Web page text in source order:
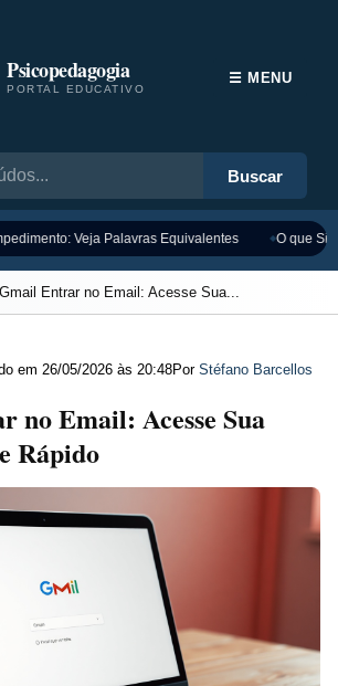
Psicopedagogia
PORTAL EDUCATIVO
Buscar
☰ MENU
Veja Palavras Equivalentes O que
Gmail Entrar no Email: Acesse Sua...
em 26/05/2026 às 20:48Por Stéfano Barcellos
no Email: Acesse Sua
Rápido